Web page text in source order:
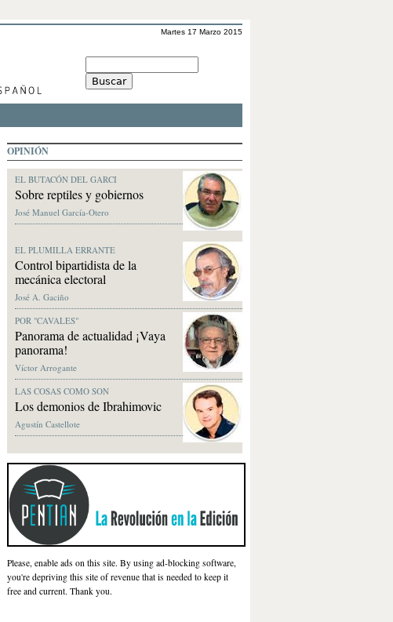
Martes 17 Marzo 2015
OPINIÓN
EL BUTACÓN DEL GARCI
Sobre reptiles y gobiernos
José Manuel García-Otero
EL PLUMILLA ERRANTE
Control bipartidista de la
mecánica electoral
José A. Gaciño
POR "CAVALES"
Panorama de actualidad ¡Vaya
panorama!
Víctor Arrogante
LAS COSAS COMO SON
Los demonios de Ibrahimovic
Agustín Castellote
Please, enable ads on this site. By using ad-blocking software,
you're depriving this site of revenue that is needed to keep it
free and current. Thank you.